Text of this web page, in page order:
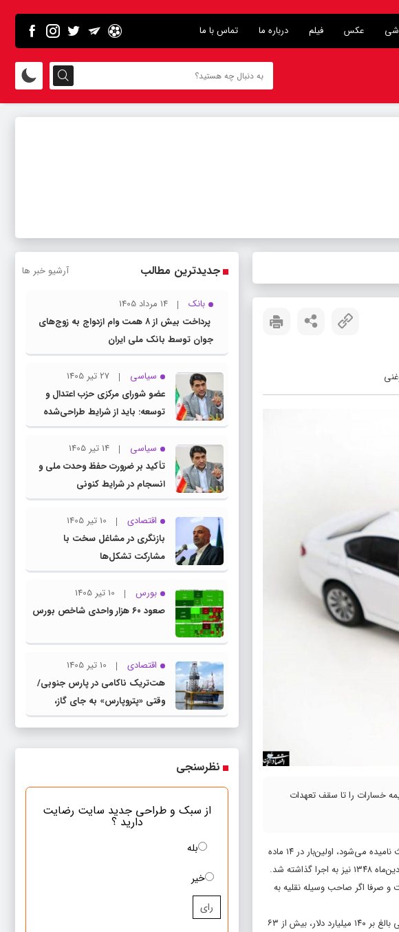
عکس فیلم درباره ما تماس با ما
خسارات را تا سقف تعهدات
قانون بیمه اجباری مسوولیت مدنی دارندگان وسایل نقلیه موتوری زمینی در مقابل «شخص ثالث» که در ایران اختصارا قانون بیمه شخص ثالث نامیده می‌شود، اولین‌بار در ۱۴ ماده
و صرفا اگر صاحب وسیله نقلیه به
جالب است بدانید که ارزش بازار بیمه خودرو در ایالات متحده به چیزی حدود ۲۲۰ میلیارد دلار می‌رسد و در این بین، بیمه شخص ثالث با رقمی بالغ بر ۱۴۰ میلیارد دلار، بیش از ۶۳
جدیدترین مطالب آرشیو خبر ها
بانک
14 مرداد 1405
پرداخت بیش از ۸ همت وام ازدواج به زوج‌های
جوان توسط بانک ملی ایران
سیاسی
27 تیر 1405
عضو شورای مرکزی حزب اعتدال و
توسعه: باید از شرایط طراحی‌شده
توسط دشمنان عبور کنیم
سیاسی
14 تیر 1405
تأکید بر ضرورت حفظ وحدت ملی و
انسجام در شرایط کنونی
اقتصادی
10 تیر 1405
بازنگری در مشاغل سخت با
مشارکت تشکل‌ها
بورس
10 تیر 1405
صعود ۶۰ هزار واحدی شاخص بورس
اقتصادی
10 تیر 1405
هت‌تریک ناکامی در پارس جنوبی/
وقتی «پتروپارس» به جای گاز،
«بحران» تولید می‌کند
نظرسنجی
از سبک و طراحی جدید سایت رضایت
دارید ؟
بله
خیر
رای